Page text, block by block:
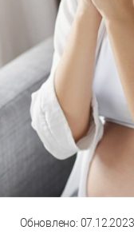
Обновлено: 07.12.2023